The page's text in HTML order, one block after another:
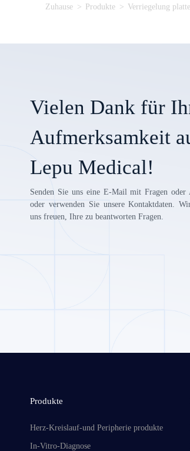
Zuhause > Produkte > Verriegelung
Vielen Dank für
Aufmerksamkeit
Lepu Medical!
Senden Sie uns eine E-Mail mit Fragen oder
oder verwenden Sie unsere Kontaktdaten.
uns freuen, Ihre zu beantworten Fragen.
Produkte
Herz-Kreislauf-und Peripherie produkte
In-Vitro-Diagnose